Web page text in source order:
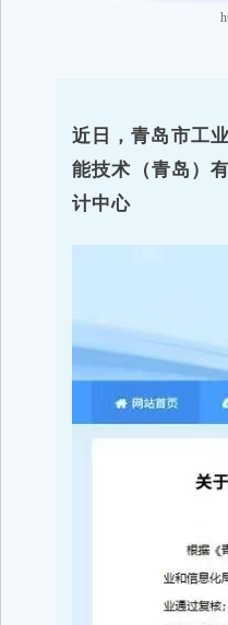
近日，青岛市工
能技术（青岛）
计中心